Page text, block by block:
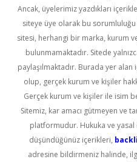
Ancak, üyelerimiz yazdıkları
siteye üye olarak bu
sitesi, herhangi bir marka, kurum
bulunmamaktadır. Sitede
paylaşılmaktadır. Burada yer
olup, gerçek kurum ve kişiler
Gerçek kurum ve kişiler ile isim
Sitemiz, kar amacı gütmeyen ve
platformudur. Hukuka ve yasal
düşündüğünüz içerikleri,
adresine bildirmeniz halinde,